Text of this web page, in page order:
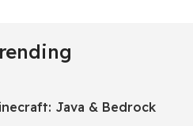
Java & Bedrock